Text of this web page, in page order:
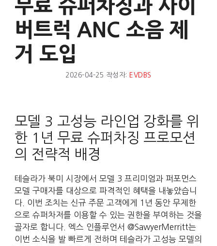
무료 슈퍼차징과 사이
버트럭 ANC 소음 제
거 도입
2026-04-25 작성자: EVDBS
모델 3 고성능 라인업 강화를 위
한 1년 무료 슈퍼차징 프로모션
의 전략적 배경
테슬라가 북미 시장에서 모델 3 프리미엄과 퍼포먼스
모델 구매자를 대상으로 파격적인 혜택을 내놓았습니
다. 이번 조치는 신규 주문 고객에게 1년 동안 무제한
으로 슈퍼차저를 이용할 수 있는 권한을 부여하는 것을
골자로 합니다. 엑스 인플루언서 @SawyerMerritt는
이번 소식을 발 빠르게 전하며 테슬라가 고성능 모델의